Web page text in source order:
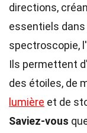
directions,
essentiels
spectroscopie,
Ils permettent
des étoiles, de
lumière et de
Saviez-vous